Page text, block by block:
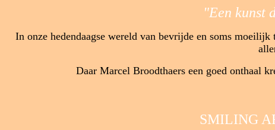
"Een kunst
In onze hedendaagse wereld van bevrijde en soms moeilijk
Daar Marcel Broodthaers een goed onthaal
SMILING